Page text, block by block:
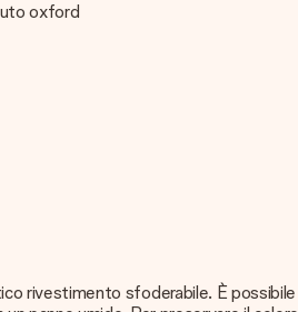
oxford
rivestimento sfoderabile. È